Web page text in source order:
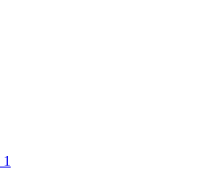
1